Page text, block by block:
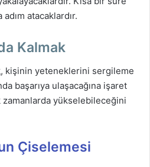
atacaklardır.
Kalmak
, kişinin yeteneklerini sergileme
başarıya ulaşacağına işaret
zamanlarda yükselebileceğini
Çiselemesi